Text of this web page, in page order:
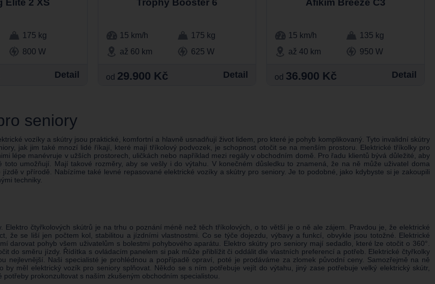
Elite 2 XS
175 kg
800 W
Detail
Trophy Booster 6
15 km/h
175 kg
až 60 km
625 W
od 29.900 Kč Detail
Afikim Breeze C3
15 km/h
135 kg
až 40 km
950 W
od 36.900 Kč Detail
seniory
vozíky a skútry jsou praktické, komfortní a hlavně usnadňují život lidem, pro které je pohyb komplikovaný. Tyto invalidní skútry
jak jim také mnozí lidé říkají, které mají tříkolový podvozek, je schopnost otočit se na menším prostoru. Elektrické tříkolky pro
lépe manévruje v užších prostorech, uličkách nebo například mezi regály v obchodním domě. Pro řadu klientů bývá důležité, aby
umožňují. Mají takové rozměry, aby se vešly i do výtahu. V konečném důsledku to znamená, že na ně může uživatel doma
v přírodě. Nabízíme také levné repasované elektrické vozíky a skútry pro seniory. Je to podobné, jako kdybyste si je zakoupili
techniky.
čtyřkolových skútrů je na trhu o poznání méně než těch tříkolových, o to větší je o ně ale zájem. Pravdou je, že elektrické
že se liší jen počtem kol, stabilitou a jízdními vlastnostmi. Co se týče dojezdu, výbavy a funkcí, obvykle jsou totožné. Elektrické
darovat pohyb všem uživatelům s bolestmi pohybového aparátu. Elektro skútry pro seniory mají sedadlo, které lze otočit o 360°.
do směru jízdy. Řídítka s ovládacím panelem si pak může přiblížit či oddálit dle vlastních preferencí a potřeb. Elektrické čtyřkolky
nejlevnější. Naši specialisté je prohlédnou a popřípadě opraví, poté je prodáváme za zlomek původní ceny. Samozřejmě na ně
měl elektrický vozík pro seniory splňovat. Někdo se s ním potřebuje vejít do výtahu, jiný zase potřebuje velký elektrický skútr,
prokonzultovat s naším zkušeným obchodním specialistou.